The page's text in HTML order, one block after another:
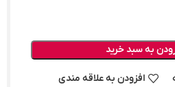
به سبد خرید
افزودن به علاقه مندی